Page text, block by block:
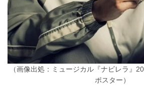
（画像出処：ミュージカル『ナビレラ』
ポスター）